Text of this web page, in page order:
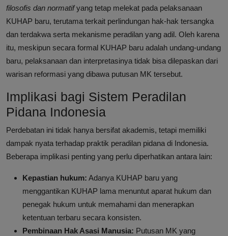
filosofis dan normatifyang tetap melekat pada pelaksanaan
KUHAP baru, terutama terkait perlindungan hak-hak tersangka
dan terdakwa serta mekanisme peradilan yang adil. Oleh karena
itu, meskipun secara formal KUHAP baru adalah undang-undang
baru, pelaksanaan dan interpretasinya tidak bisa dilepaskan dari
warisan reformasi yang dibawa putusan MK tersebut.
Implikasi bagi Sistem Peradilan
Pidana Indonesia
Perdebatan ini tidak hanya bersifat akademis, tetapi memiliki
dampak nyata terhadap praktik peradilan pidana di Indonesia.
Beberapa implikasi penting yang perlu diperhatikan antara lain:
Kepastian hukum: Adanya KUHAP baru yang
menggantikan KUHAP lama menuntut aparat hukum dan
penegak hukum untuk memahami dan menerapkan
ketentuan terbaru secara konsisten.
Pembinaan Hak Asasi Manusia: Putusan MK yang